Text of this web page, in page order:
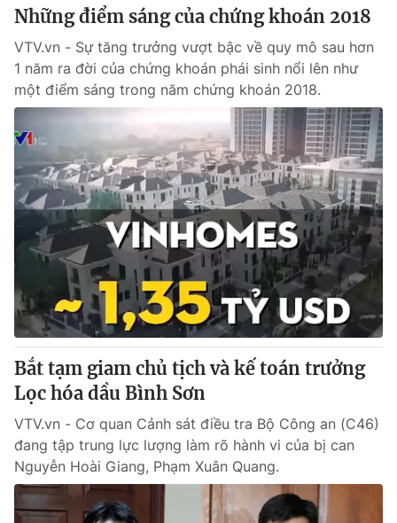
Những điểm sáng của chứng khoán 2018
VTV.vn - Sự tăng trưởng vượt bậc về quy mô sau hơn
1 năm ra đời của chứng khoán phái sinh nổi lên như
một điểm sáng trong năm chứng khoán 2018.
Bắt tạm giam chủ tịch và kế toán trưởng
Lọc hóa dầu Bình Sơn
VTV.vn - Cơ quan Cảnh sát điều tra Bộ Công an (C46)
đang tập trung lực lượng làm rõ hành vi của bị can
Nguyễn Hoài Giang, Phạm Xuân Quang.